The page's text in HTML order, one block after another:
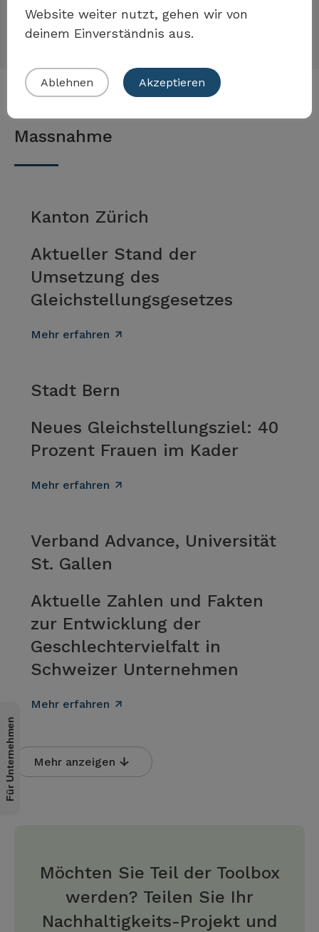
allen Entscheidungsebenen zu erreichen.
Eigenes Beispiel einreichen
Massnahme
Kanton Zürich
Aktueller Stand der
Umsetzung des
Gleichstellungsgesetzes
Mehr erfahren
Stadt Bern
Neues Gleichstellungsziel: 40
Prozent Frauen im Kader
Mehr erfahren
Verband Advance, Universität
St. Gallen
Aktuelle Zahlen und Fakten
zur Entwicklung der
Geschlechtervielfalt in
Schweizer Unternehmen
Mehr erfahren
Mehr anzeigen
Möchten Sie Teil der Toolbox
werden? Teilen Sie Ihr
Nachhaltigkeits-Projekt und
Für Unternehmen
Website weiter nutzt, gehen wir von
deinem Einverständnis aus.
Ablehnen Akzeptieren